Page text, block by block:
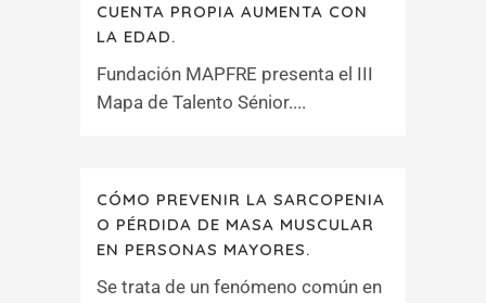
CUENTA PROPIA AUMENTA CON
LA EDAD.
Fundación MAPFRE presenta el III
Mapa de Talento Sénior....
CÓMO PREVENIR LA SARCOPENIA
O PÉRDIDA DE MASA MUSCULAR
EN PERSONAS MAYORES.
Se trata de un fenómeno común en